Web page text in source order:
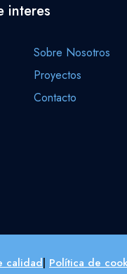
interes
Sobre Nosotros
Proyectos
Contacto
calidad| Política de